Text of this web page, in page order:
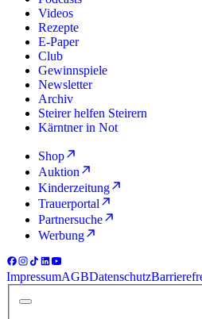
Videos
Rezepte
E-Paper
Club
Gewinnspiele
Newsletter
Archiv
Steirer helfen Steirern
Kärntner in Not
Shop
Auktion
Kinderzeitung
Trauerportal
Partnersuche
Werbung
ImpressumAGBDatenschutz